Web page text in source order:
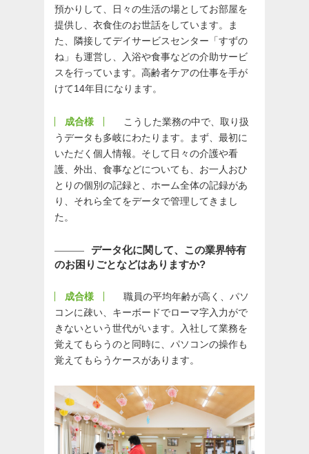
預かりして、日々の生活の場としてお部屋を
提供し、衣食住のお世話をしています。ま
た、隣接してデイサービスセンター「すずの
ね」も運営し、入浴や食事などの介助サービ
スを行っています。高齢者ケアの仕事を手が
けて14年目になります。
成合様
こうした業務の中で、取り扱
うデータも多岐にわたります。まず、最初に
いただく個人情報。そして日々の介護や看
護、外出、食事などについても、お一人おひ
とりの個別の記録と、ホーム全体の記録があ
り、それら全てをデータで管理してきまし
た。
データ化に関して、この業界特有
のお困りごとなどはありますか?
成合様
職員の平均年齢が高く、パソ
コンに疎い、キーボードでローマ字入力がで
きないという世代がいます。入社して業務を
覚えてもらうのと同時に、パソコンの操作も
覚えてもらうケースがあります。